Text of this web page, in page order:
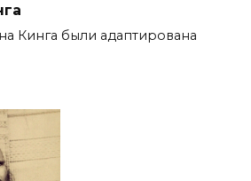
Кинга были адаптирована